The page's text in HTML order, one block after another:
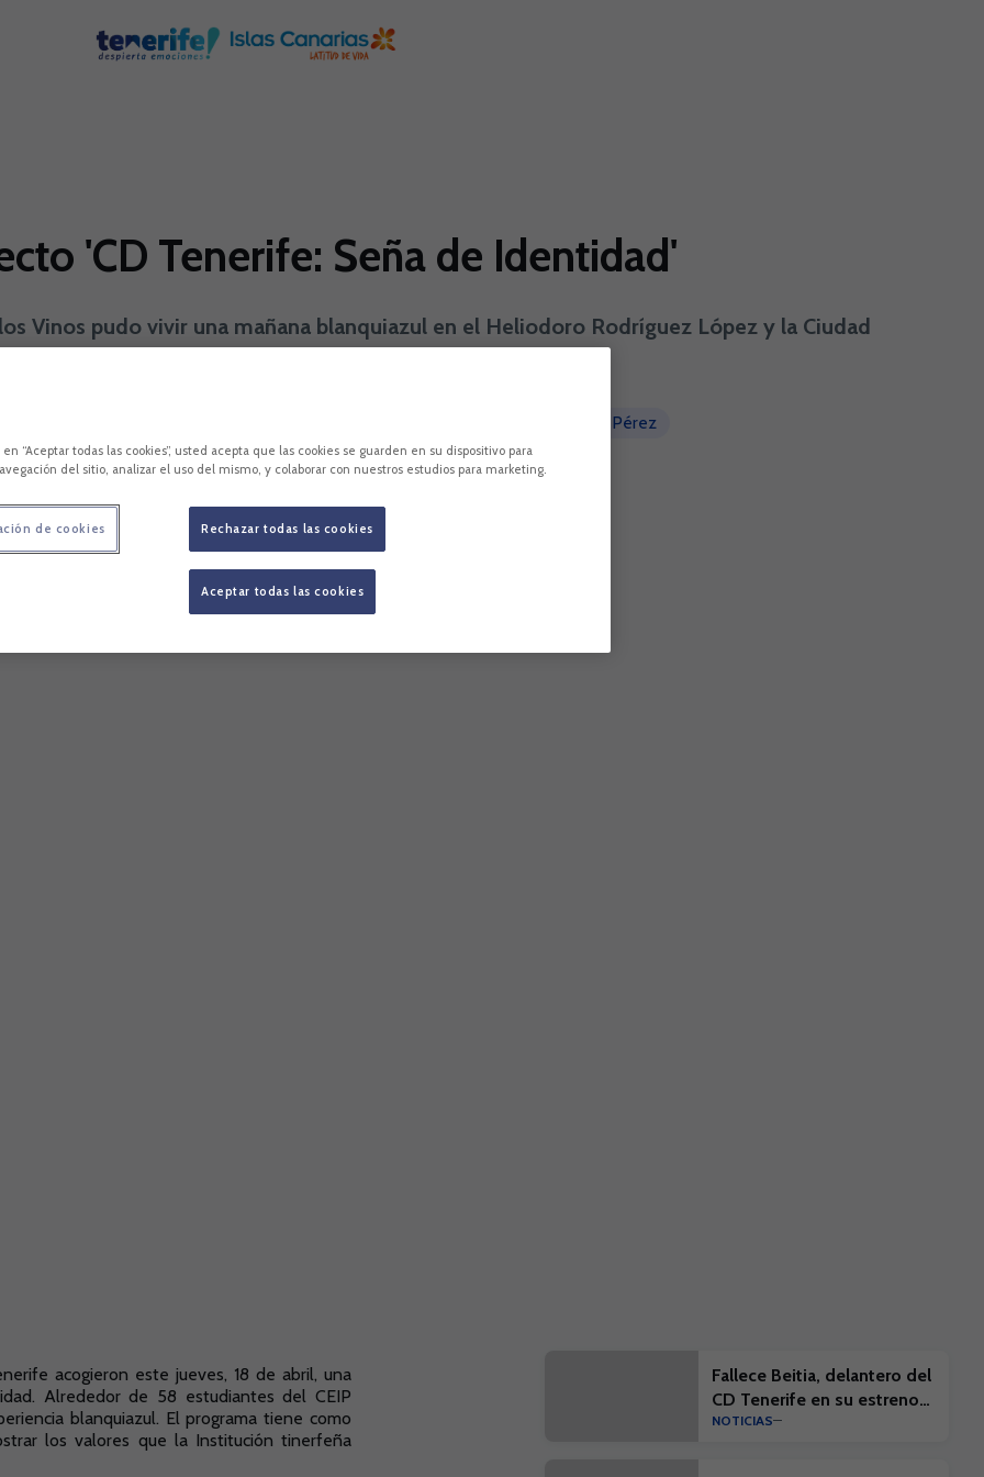
'CD Tenerife: Seña de Identidad'
Vinos pudo vivir una mañana blanquiazul en el Heliodoro Rodríguez López y la Ciudad
Ciudad Deportiva de Tenerife Javier Pérez
acogieron este jueves, 18 de abril, una
Alrededor de 58 estudiantes del CEIP
blanquiazul. El programa tiene como
los valores que la Institución tinerfeña
Fallece Beitia, delantero del
CD Tenerife en su estreno
en la élite
NOTICIAS
“Aceptar todas las cookies”, usted acepta que las cookies se guarden en su dispositivo para
del sitio, analizar el uso del mismo, y colaborar con nuestros estudios para marketing.
Rechazar todas las cookies
Aceptar todas las cookies
de cookies